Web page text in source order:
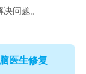
问题。
医生修复